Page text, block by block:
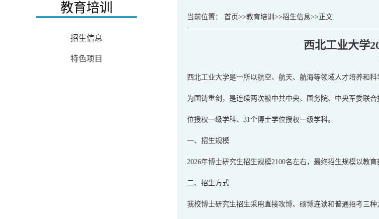
教育培训
招生信息
特色项目
当前位置： 首页>>教育培训 >>招生信息>> 正文
西北工业大学
西北工业大学是一所以航空、航天、航海等领域人才培养和
为国铸重剑，是连续两次被中共中央、国务院、中央军委联
位授权一级学科、31个博士学位授权一级学科。
一、招生规模
2026年博士研究生招生规模2100名左右，最终招生规模以教育
二、招生方式
我校博士研究生招生采用直接攻博、硕博连读和普通招考三种